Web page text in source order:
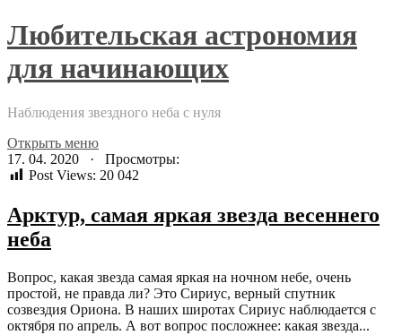
Любительская астрономия
для начинающих
Наблюдения звездного неба с нуля
Открыть меню
17. 04. 2020 · Просмотры:
Post Views: 20 042
Арктур, самая яркая звезда весеннего
неба
Вопрос, какая звезда самая яркая на ночном небе, очень
простой, не правда ли? Это Сириус, верный спутник
созвездия Ориона. В наших широтах Сириус наблюдается с
октября по апрель. А вот вопрос посложнее: какая звезда...